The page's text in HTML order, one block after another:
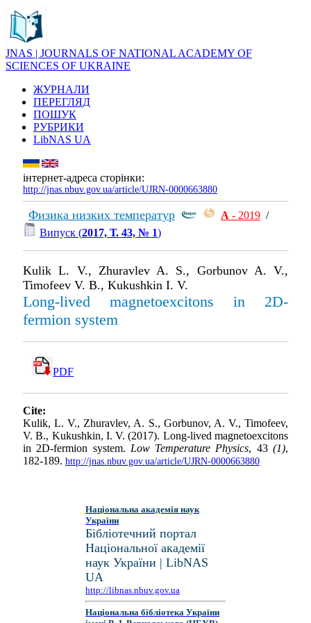
JNAS | JOURNALS OF NATIONAL ACADEMY OF
SCIENCES OF UKRAINE
ЖУРНАЛИ
ПЕРЕГЛЯД
ПОШУК
РУБРИКИ
LibNAS UA
інтернет-адреса сторінки:
http://jnas.nbuv.gov.ua/article/UJRN-0000663880
Физика низких температур А - 2019 /
Випуск (2017, Т. 43, № 1)
Kulik L. V., Zhuravlev A. S., Gorbunov A. V.,
Timofeev V. B., Kukushkin I. V.
Long-lived magnetoexcitons in 2D-
fermion system
PDF
Cite:
Kulik, L. V., Zhuravlev, A. S., Gorbunov, A. V., Timofeev,
V. B., Kukushkin, I. V. (2017). Long-lived magnetoexcitons
in 2D-fermion system. Low Temperature Physics, 43(1),
182-189. http://jnas.nbuv.gov.ua/article/UJRN-0000663880
Національна академія наук
України
Бібліотечний портал
Національної академії
наук України | LibNAS
UA
http://libnas.nbuv.gov.ua
Національна бібліотека України